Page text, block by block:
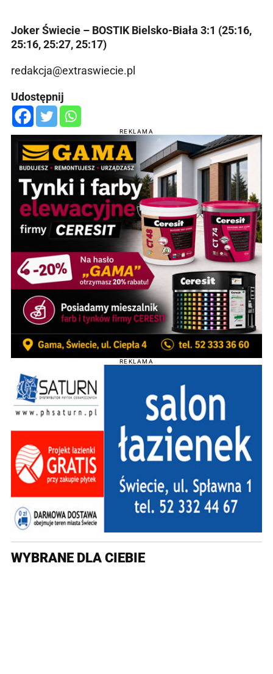
Joker Świecie – BOSTIK Bielsko-Biała 3:1 (25:16,
25:16, 25:27, 25:17)
redakcja@extraswiecie.pl
Udostępnij
REKLAMA
REKLAMA
WYBRANE DLA CIEBIE